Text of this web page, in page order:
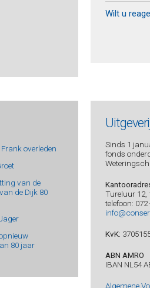
De laatste ochtend
jongen in de
soort mensen
en Anita -
in de
en
en de Wieringermeer
Wilt u
overleden
van de
de Dijk 80
80 jaar
Sinds 1
fonds
Tureluur 12,
telefoon: 072
KvK:
ABN AMRO
IBAN NL54
Algemene